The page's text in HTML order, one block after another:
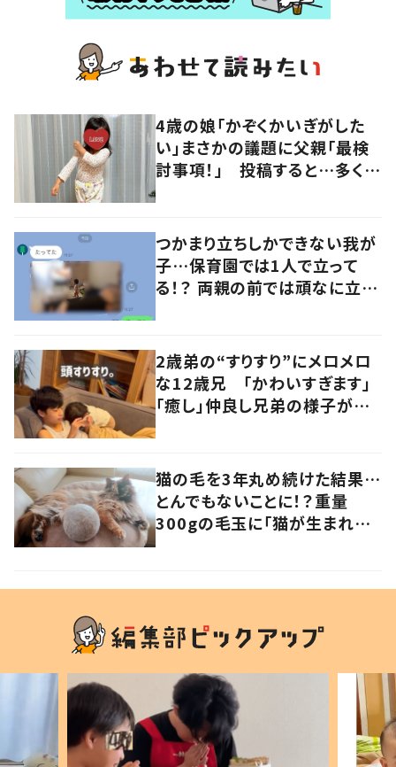
4歳の娘「かぞくかいぎがした
い」まさかの議題に父親「最検
討事項！」 投稿すると…多くの
つかまり立ちしかできない我が
子…保育園では1人で立って
る！？ 両親の前では頑なに立た
2歳弟の“すりすり”にメロメロ
な12歳兄 「かわいすぎます」
「癒し」仲良し兄弟の様子が
猫の毛を3年丸め続けた結果…
とんでもないことに！？重量
300gの毛玉に「猫が生まれそ